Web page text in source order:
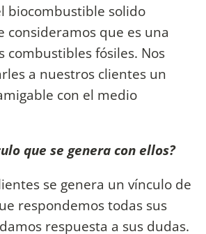
biocombustible solido
consideramos que es una
combustibles fósiles. Nos
a nuestros clientes un
con el medio
que se genera con ellos?
se genera un vínculo de
respondemos todas sus
respuesta a sus dudas.